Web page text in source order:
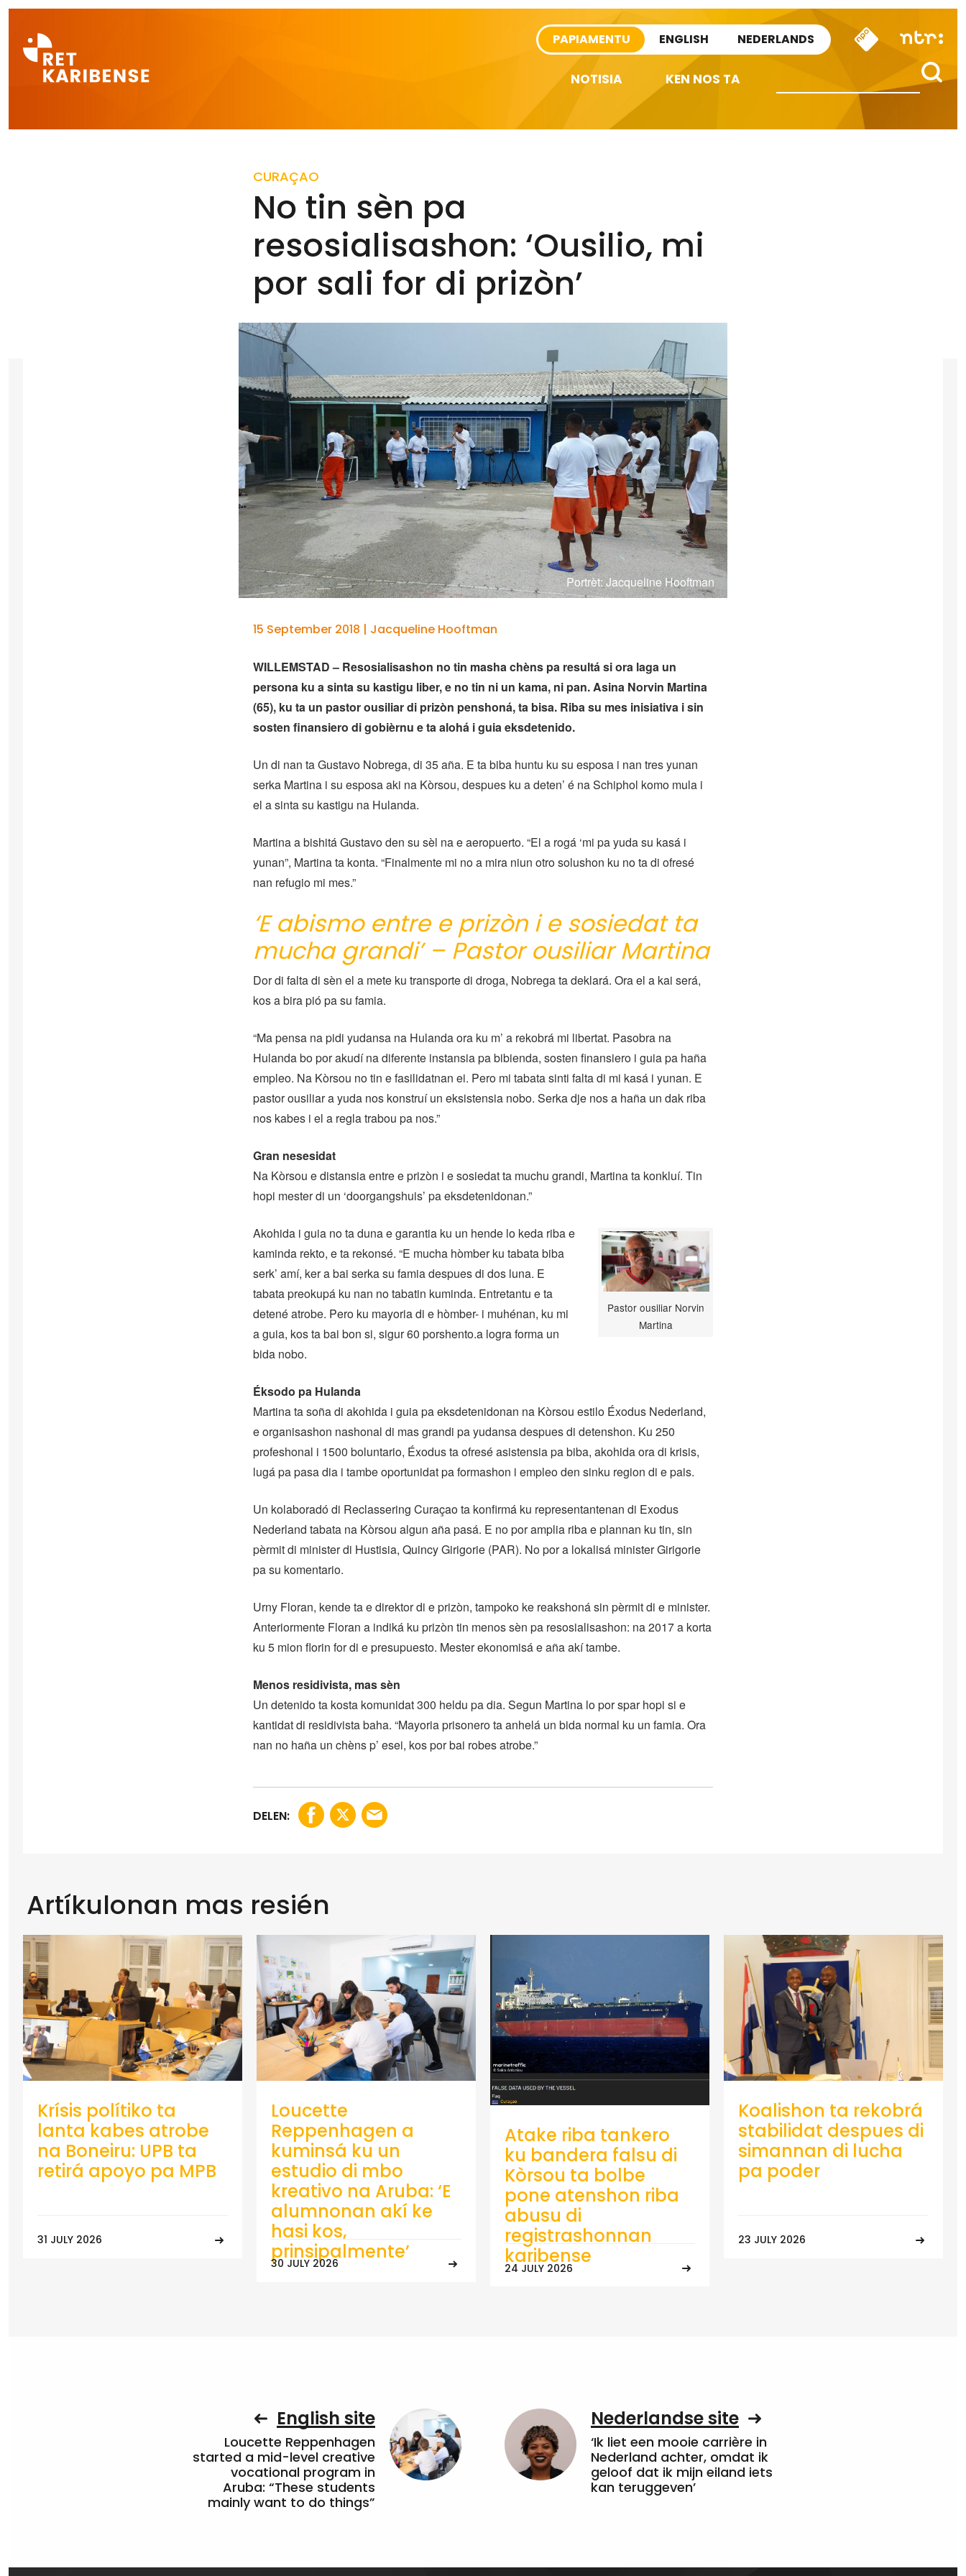
PAPIAMENTU ENGLISH NEDERLANDS
NOTISIA KEN NOS TA
CURAÇAO
No tin sèn pa
resosialisashon: ‘Ousilio, mi
por sali for di prizòn’
Portrèt: Jacqueline Hooftman
15 September 2018 | Jacqueline Hooftman
WILLEMSTAD – Resosialisashon no tin masha chèns pa resultá si ora laga un
persona ku a sinta su kastigu liber, e no tin ni un kama, ni pan. Asina Norvin Martina
(65), ku ta un pastor ousiliar di prizòn penshoná, ta bisa. Riba su mes inisiativa i sin
sosten finansiero di gobièrnu e ta alohá i guia eksdetenido.
Un di nan ta Gustavo Nobrega, di 35 aña. E ta biba huntu ku su esposa i nan tres yunan
serka Martina i su esposa aki na Kòrsou, despues ku a deten’ é na Schiphol komo mula i
el a sinta su kastigu na Hulanda.
Martina a bishitá Gustavo den su sèl na e aeropuerto. “El a rogá ‘mi pa yuda su kasá i
yunan”, Martina ta konta. “Finalmente mi no a mira niun otro solushon ku no ta di ofresé
nan refugio mi mes.”
‘E abismo entre e prizòn i e sosiedat ta
mucha grandi’ – Pastor ousiliar Martina
Dor di falta di sèn el a mete ku transporte di droga, Nobrega ta deklará. Ora el a kai será,
kos a bira pió pa su famia.
“Ma pensa na pidi yudansa na Hulanda ora ku m’ a rekobrá mi libertat. Pasobra na
Hulanda bo por akudí na diferente instansia pa bibienda, sosten finansiero i guia pa haña
empleo. Na Kòrsou no tin e fasilidatnan ei. Pero mi tabata sinti falta di mi kasá i yunan. E
pastor ousiliar a yuda nos konstruí un eksistensia nobo. Serka dje nos a haña un dak riba
nos kabes i el a regla trabou pa nos.”
Gran nesesidat
Na Kòrsou e distansia entre e prizòn i e sosiedat ta muchu grandi, Martina ta konkluí. Tin
hopi mester di un ‘doorgangshuis’ pa eksdetenidonan.”
Pastor ousiliar Norvin
Martina
Akohida i guia no ta duna e garantia ku un hende lo keda riba e
kaminda rekto, e ta rekonsé. “E mucha hòmber ku tabata biba
serk’ amí, ker a bai serka su famia despues di dos luna. E
tabata preokupá ku nan no tabatin kuminda. Entretantu e ta
detené atrobe. Pero ku mayoria di e hòmber- i muhénan, ku mi
a guia, kos ta bai bon si, sigur 60 porshento.a logra forma un
bida nobo.
Éksodo pa Hulanda
Martina ta soña di akohida i guia pa eksdetenidonan na Kòrsou estilo Éxodus Nederland,
e organisashon nashonal di mas grandi pa yudansa despues di detenshon. Ku 250
profeshonal i 1500 boluntario, Éxodus ta ofresé asistensia pa biba, akohida ora di krisis,
lugá pa pasa dia i tambe oportunidat pa formashon i empleo den sinku region di e pais.
Un kolaboradó di Reclassering Curaçao ta konfirmá ku representantenan di Exodus
Nederland tabata na Kòrsou algun aña pasá. E no por amplia riba e plannan ku tin, sin
pèrmit di minister di Hustisia, Quincy Girigorie (PAR). No por a lokalisá minister Girigorie
pa su komentario.
Urny Floran, kende ta e direktor di e prizòn, tampoko ke reakshoná sin pèrmit di e minister.
Anteriormente Floran a indiká ku prizòn tin menos sèn pa resosialisashon: na 2017 a korta
ku 5 mion florin for di e presupuesto. Mester ekonomisá e aña akí tambe.
Menos residivista, mas sèn
Un detenido ta kosta komunidat 300 heldu pa dia. Segun Martina lo por spar hopi si e
kantidat di residivista baha. “Mayoria prisonero ta anhelá un bida normal ku un famia. Ora
nan no haña un chèns p’ esei, kos por bai robes atrobe.”
DELEN:
Artíkulonan mas resién
Krísis polítiko ta
lanta kabes atrobe
na Boneiru: UPB ta
retirá apoyo pa MPB
31 JULY 2026
Loucette
Reppenhagen a
kuminsá ku un
estudio di mbo
kreativo na Aruba: ‘E
alumnonan akí ke
hasi kos,
prinsipalmente’
30 JULY 2026
Atake riba tankero
ku bandera falsu di
Kòrsou ta bolbe
pone atenshon riba
abusu di
registrashonnan
karibense
24 JULY 2026
Koalishon ta rekobrá
stabilidat despues di
simannan di lucha
pa poder
23 JULY 2026
English site
Loucette Reppenhagen
started a mid-level creative
vocational program in
Aruba: “These students
mainly want to do things”
Nederlandse site
‘Ik liet een mooie carrière in
Nederland achter, omdat ik
geloof dat ik mijn eiland iets
kan teruggeven’